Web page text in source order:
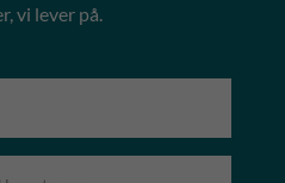
vi lever på.